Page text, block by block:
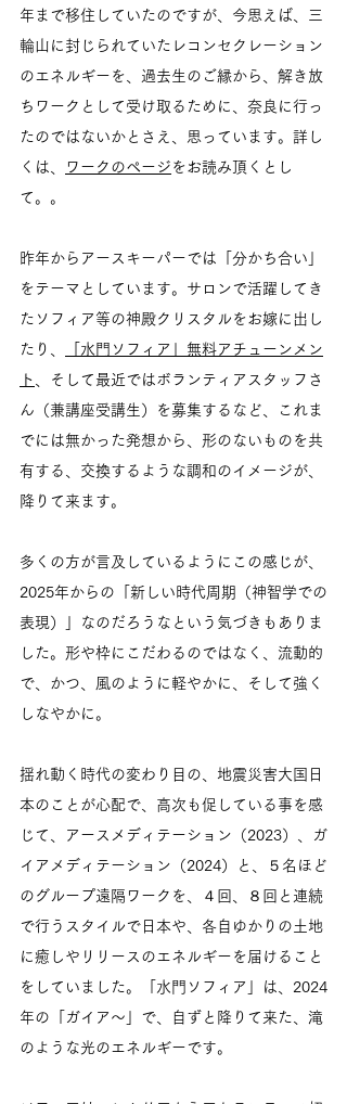
年まで移住していたのですが、今思えば、三
輪山に封じられていたレコンセクレーション
のエネルギーを、過去生のご縁から、解き放
ちワークとして受け取るために、奈良に行っ
たのではないかとさえ、思っています。詳し
くは、
ワークのページ をお読み頂くとし
て。。
昨年からアースキーパーでは「分かち合い」
をテーマとしています。サロンで活躍してき
たソフィア等の神殿クリスタルをお嫁に出し
たり、
「水門ソフィア」無料アチューンメン
ト
、そして最近ではボランティアスタッフさ
ん（兼講座受講生）を募集するなど、これま
でには無かった発想から、形のないものを共
有する、交換するような調和のイメージが、
降りて来ます。
多くの方が言及しているようにこの感じが、
2025年からの「新しい時代周期（神智学での
表現）」なのだろうなという気づきもありま
した。形や枠にこだわるのではなく、流動的
で、かつ、風のように軽やかに、そして強く
しなやかに。
揺れ動く時代の変わり目の、地震災害大国日
本のことが心配で、高次も促している事を感
じて、アースメディテーション（2023）、ガ
イアメディテーション（2024）と、５名ほど
のグループ遠隔ワークを、４回、８回と連続
で行うスタイルで日本や、各自ゆかりの土地
に癒しやリリースのエネルギーを届けること
をしていました。「水門ソフィア」は、2024
年の「ガイア～」で、自ずと降りて来た、滝
のような光のエネルギーです。